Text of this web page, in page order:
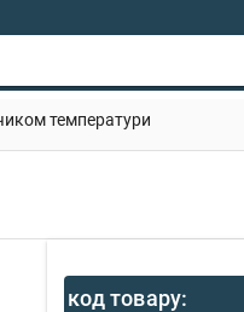
температури
код товару: